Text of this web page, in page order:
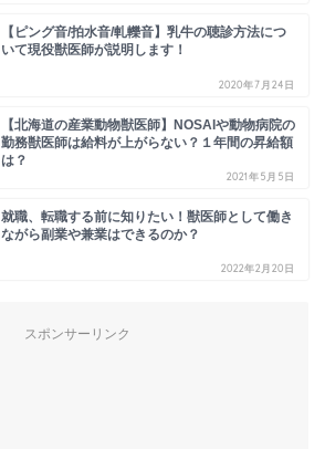
【ピング音/拍水音/軋轢音】乳牛の聴診方法につ
いて現役獣医師が説明します！
2020年7月24日
【北海道の産業動物獣医師】NOSAIや動物病院の
勤務獣医師は給料が上がらない？１年間の昇給額
は？
2021年5月5日
就職、転職する前に知りたい！獣医師として働き
ながら副業や兼業はできるのか？
2022年2月20日
スポンサーリンク